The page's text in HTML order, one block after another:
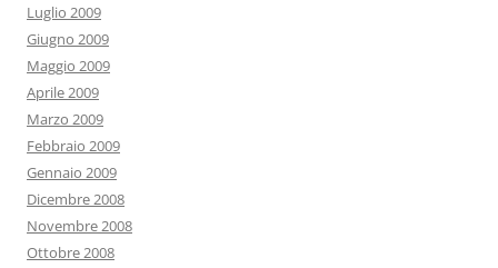
Luglio 2009
Giugno 2009
Maggio 2009
Aprile 2009
Marzo 2009
Febbraio 2009
Gennaio 2009
Dicembre 2008
Novembre 2008
Ottobre 2008